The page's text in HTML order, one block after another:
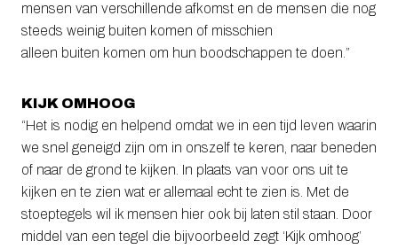
mensen van verschillende afkomst en de mensen die nog
steeds weinig buiten komen of misschien
alleen buiten komen om hun boodschappen te doen.”
KIJK OMHOOG
“Het is nodig en helpend omdat we in een tijd leven waarin
we snel geneigd zijn om in onszelf te keren, naar beneden
of naar de grond te kijken. In plaats van voor ons uit te
kijken en te zien wat er allemaal echt te zien is. Met de
stoeptegels wil ik mensen hier ook bij laten stil staan. Door
middel van een tegel die bijvoorbeeld zegt ‘Kijk omhoog’